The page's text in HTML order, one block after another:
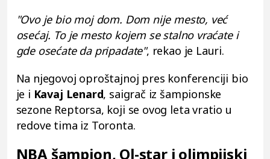
"Ovo je bio moj dom. Dom nije mesto, već
osećaj. To je mesto kojem se stalno vraćate i
gde osećate da pripadate", rekao je Lauri.
Na njegovoj oproštajnoj pres konferenciji bio
je i Kavaj Lenard, saigrač iz šampionske
sezone Reptorsa, koji se ovog leta vratio u
redove tima iz Toronta.
NBA šampion, Ol-star i olimpijski